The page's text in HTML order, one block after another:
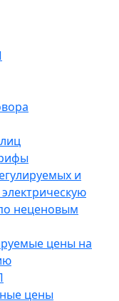
и
неценовым
цены на
цены